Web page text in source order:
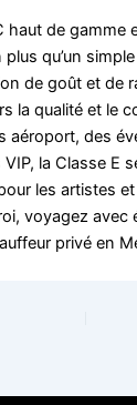
haut de gamme
qu’un
de goût et de
la qualité et le
aéroport, des
la Classe E
les artistes
voyagez avec
privé en